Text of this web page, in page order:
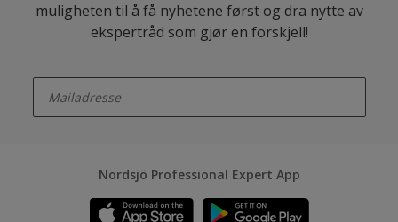
muligheten til å få nyhetene først og dra nytte av
ekspertråd som gjør en forskjell!
Nordsjö Professional Expert App